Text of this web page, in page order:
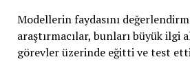
Modellerin faydasını
araştırmacılar, bunları büyük ilgi
görevler üzerinde eğitti ve test